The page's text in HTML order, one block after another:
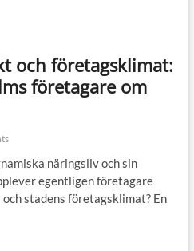
och företagsklimat:
företagare om
näringsliv och sin
egentligen företagare
stadens företagsklimat? En